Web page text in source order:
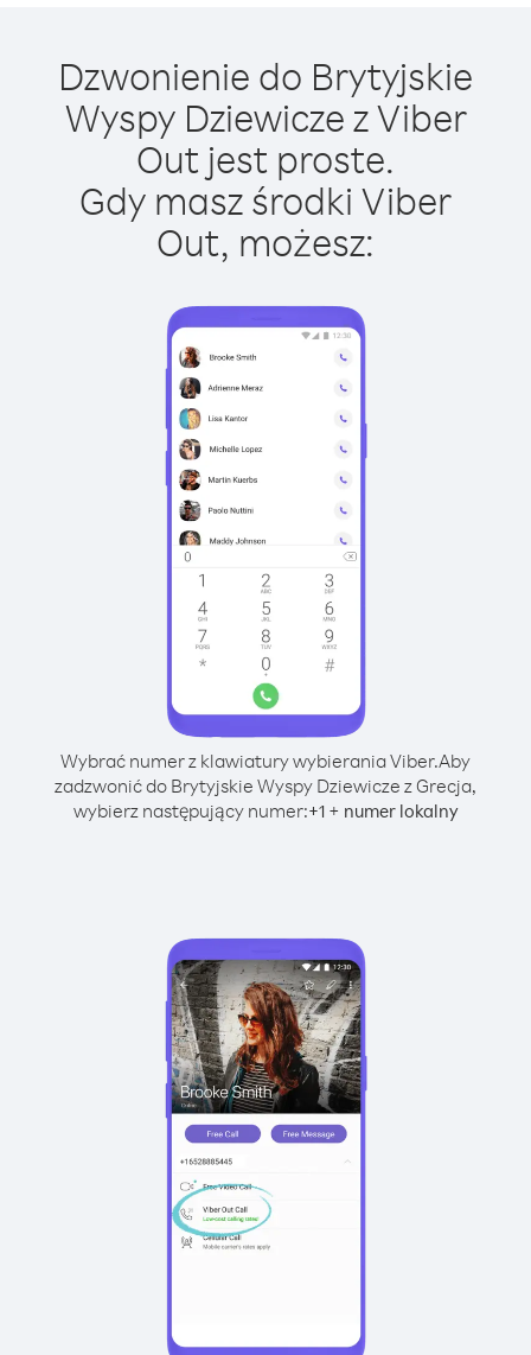
Dzwonienie do Brytyjskie
Wyspy Dziewicze z Viber
Out jest proste.
Gdy masz środki Viber
Out, możesz:
Wybrać numer z klawiatury wybierania Viber.Aby
zadzwonić do Brytyjskie Wyspy Dziewicze z Grecja,
wybierz następujący numer:+1+ numer lokalny